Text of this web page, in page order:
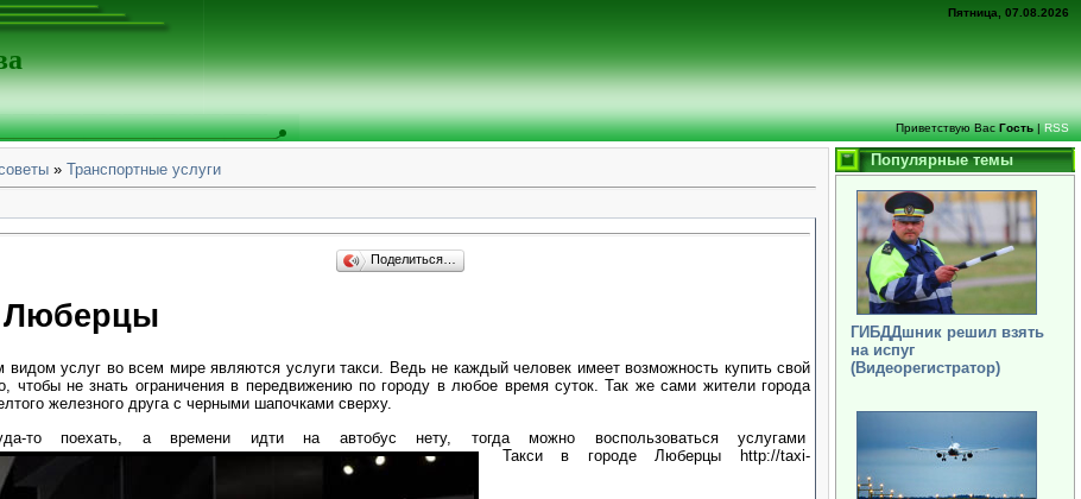
Пятница, 07.08.2026
Приветствую Вас Гость|RSS
» Транспортные услуги
Поделиться…
Люберцы
услуг во всем мире являются услуги такси. Ведь не каждый человек имеет возможность купить свой
чтобы не знать ограничения в передвижению по городу в любое время суток. Так же сами жители города
железного друга с черными шапочками сверху.
то поехать, а времени идти на автобус нету, тогда можно воспользоваться услугами
Такси в городе Люберцы http://taxi-
Популярные темы
ГИБДДшник решил взять
на испуг
(Видеорегистратор)